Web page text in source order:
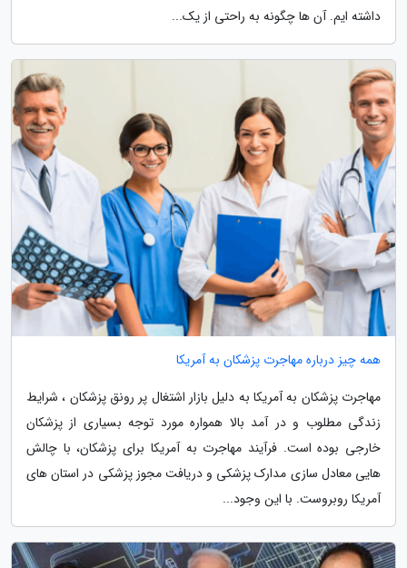
داشته ایم. آن ها چگونه به راحتی از یک...
همه چیز درباره مهاجرت پزشکان به آمریکا
مهاجرت پزشکان به آمریکا به دلیل بازار اشتغال پر رونق پزشکان ، شرایط
زندگی مطلوب و در آمد بالا همواره مورد توجه بسیاری از پزشکان
خارجی بوده است. فرآیند مهاجرت به آمریکا برای پزشکان، با چالش
هایی معادل سازی مدارک پزشکی و دریافت مجوز پزشکی در استان های
آمریکا روبروست. با این وجود...